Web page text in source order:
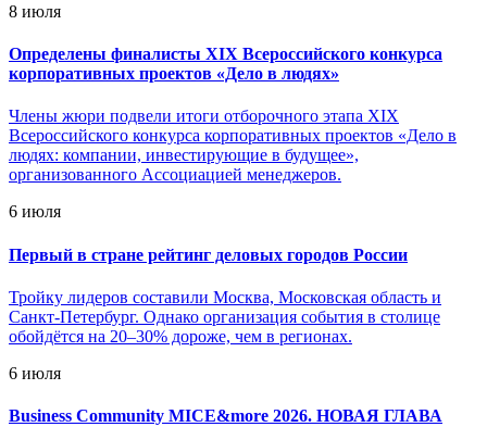
8 июля
Определены финалисты XIX Всероссийского конкурса
корпоративных проектов «Дело в людях»
Члены жюри подвели итоги отборочного этапа XIX
Всероссийского конкурса корпоративных проектов «Дело в
людях: компании, инвестирующие в будущее»,
организованного Ассоциацией менеджеров.
6 июля
Первый в стране рейтинг деловых городов России
Тройку лидеров составили Москва, Московская область и
Санкт-Петербург. Однако организация события в столице
обойдётся на 20–30% дороже, чем в регионах.
6 июля
Business Community MICE&more 2026. НОВАЯ ГЛАВА